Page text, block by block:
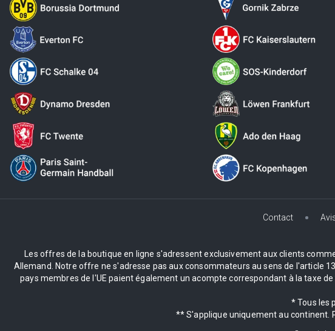
Contact
Les offres de la boutique en ligne s'adressent exclusivement aux clients
Allemand. Notre offre ne s'adresse pas aux consommateurs au sens de l'article
pays membres de l'UE paient également un acompte correspondant à la taxe
* Tous les
** S'applique uniquement au continent.